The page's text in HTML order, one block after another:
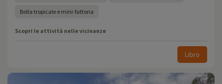
Bolla tropicale e mini-fattoria
Scopri le attività nelle vicinanze
Libro